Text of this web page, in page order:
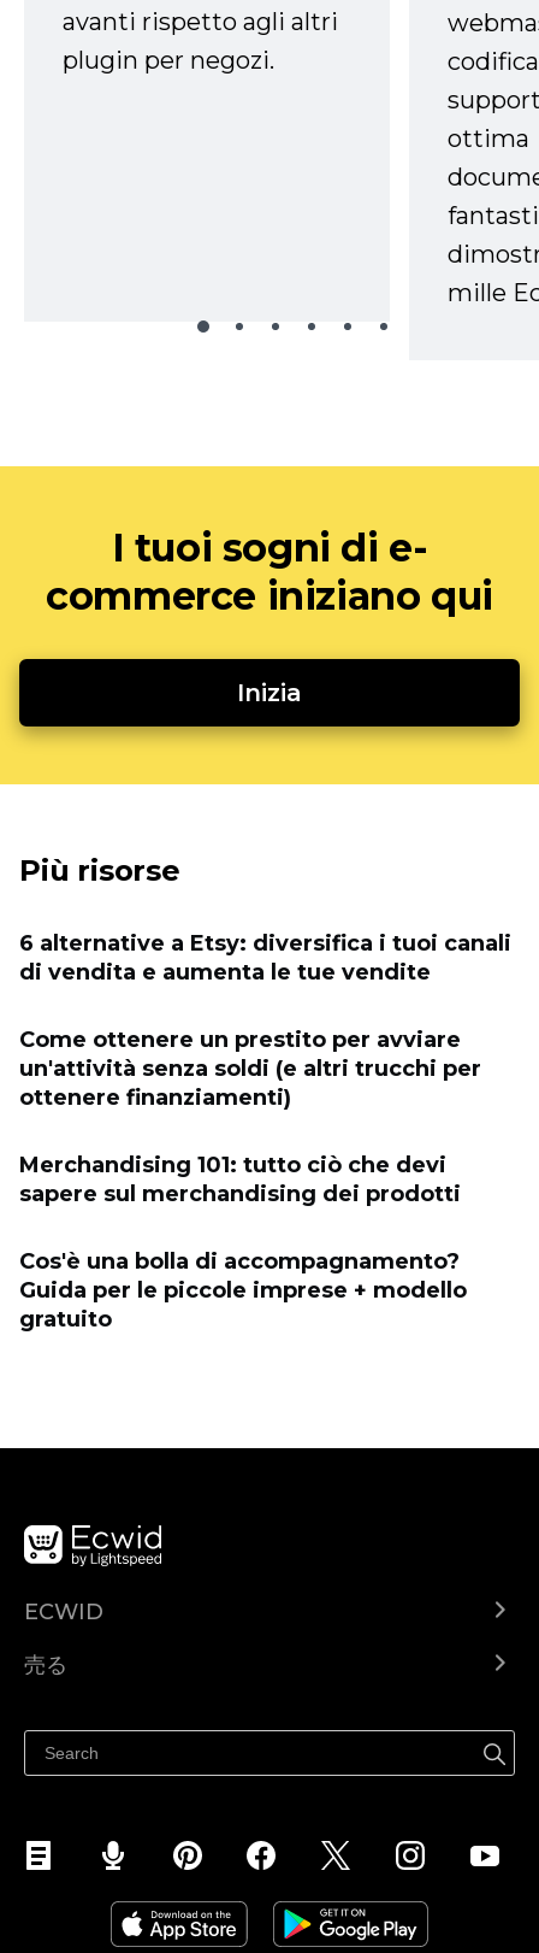
avanti rispetto agli altri
plugin per negozi.
ottima
mille
I tuoi sogni di e-
commerce iniziano qui
Inizia
Più risorse
6 alternative a Etsy: diversifica i tuoi canali
di vendita e aumenta le tue vendite
Come ottenere un prestito per avviare
un'attività senza soldi (e altri trucchi per
ottenere finanziamenti)
Merchandising 101: tutto ciò che devi
sapere sul merchandising dei prodotti
Cos'è una bolla di accompagnamento?
Guida per le piccole imprese + modello
gratuito
ECWID
ヘルプセンター
売る
Facebookで販売する